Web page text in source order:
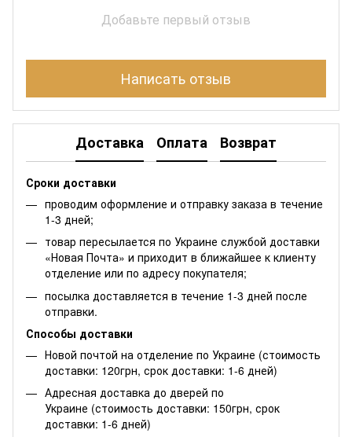
Добавьте первый отзыв
Написать отзыв
Доставка Оплата Возврат
Сроки доставки
проводим оформление и отправку заказа в течение
1-3 дней;
товар пересылается по Украине службой доставки
«Новая Почта» и приходит в ближайшее к клиенту
отделение или по адресу покупателя;
посылка доставляется в течение 1-3 дней после
отправки.
Способы доставки
Новой почтой на отделение по Украине (стоимость
доставки: 120грн, срок доставки: 1-6 дней)
Адресная доставка до дверей по
Украине (стоимость доставки: 150грн, срок
доставки: 1-6 дней)